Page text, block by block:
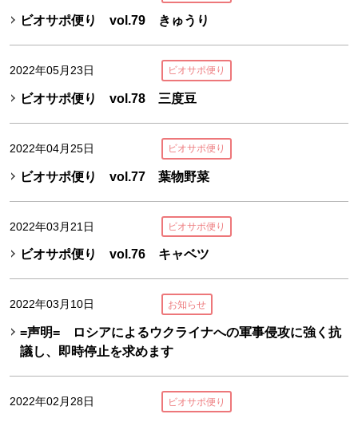
ビオサポ便り vol.79 きゅうり
2022年05月23日 ビオサポ便り
ビオサポ便り vol.78 三度豆
2022年04月25日 ビオサポ便り
ビオサポ便り vol.77 葉物野菜
2022年03月21日 ビオサポ便り
ビオサポ便り vol.76 キャベツ
2022年03月10日 お知らせ
=声明= ロシアによるウクライナへの軍事侵攻に強く抗
議し、即時停止を求めます
2022年02月28日 ビオサポ便り